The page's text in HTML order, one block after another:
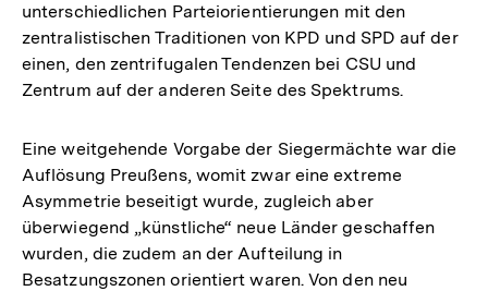
unterschiedlichen Parteiorientierungen mit den
zentralistischen Traditionen von KPD und SPD auf der
einen, den zentrifugalen Tendenzen bei CSU und
Zentrum auf der anderen Seite des Spektrums.
Eine weitgehende Vorgabe der Siegermächte war die
Auflösung Preußens, womit zwar eine extreme
Asymmetrie beseitigt wurde, zugleich aber
überwiegend „künstliche“ neue Länder geschaffen
wurden, die zudem an der Aufteilung in
Besatzungszonen orientiert waren. Von den neu